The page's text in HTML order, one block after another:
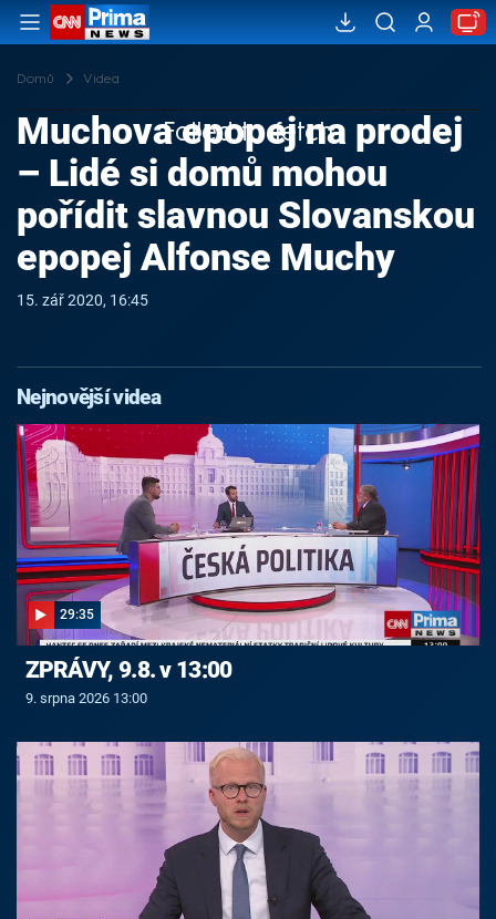
Domů Videa
Failed to fetch
Muchova epopej na prodej
– Lidé si domů mohou
pořídit slavnou Slovanskou
epopej Alfonse Muchy
15. zář 2020, 16:45
Nejnovější videa
29:35
ZPRÁVY, 9.8. v 13:00
9. srpna 2026 13:00